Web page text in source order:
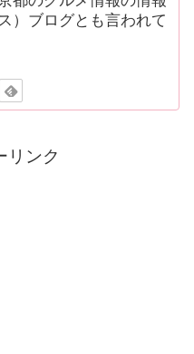
）ブログとも言われて
リンク